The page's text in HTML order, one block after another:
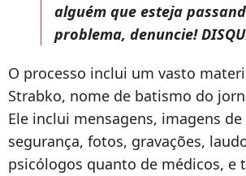
alguém que esteja
problema, denuncie!
O processo inclui um vasto
Strabko, nome de batismo do
Ele inclui mensagens, imagens
segurança, fotos, gravações,
psicólogos quanto de médicos, e